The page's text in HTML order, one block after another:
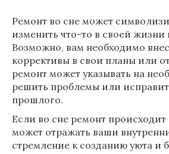
Ремонт во сне может
изменить что-то в своей жизни
Возможно, вам необходимо
коррективы в свои планы или
ремонт может указывать на
решить проблемы или
прошлого.
Если во сне ремонт
может отражать ваши
стремление к созданию уюта и